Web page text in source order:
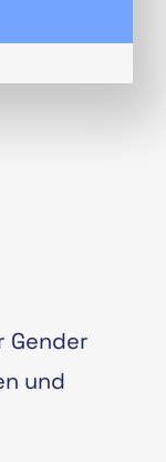
Gender
und